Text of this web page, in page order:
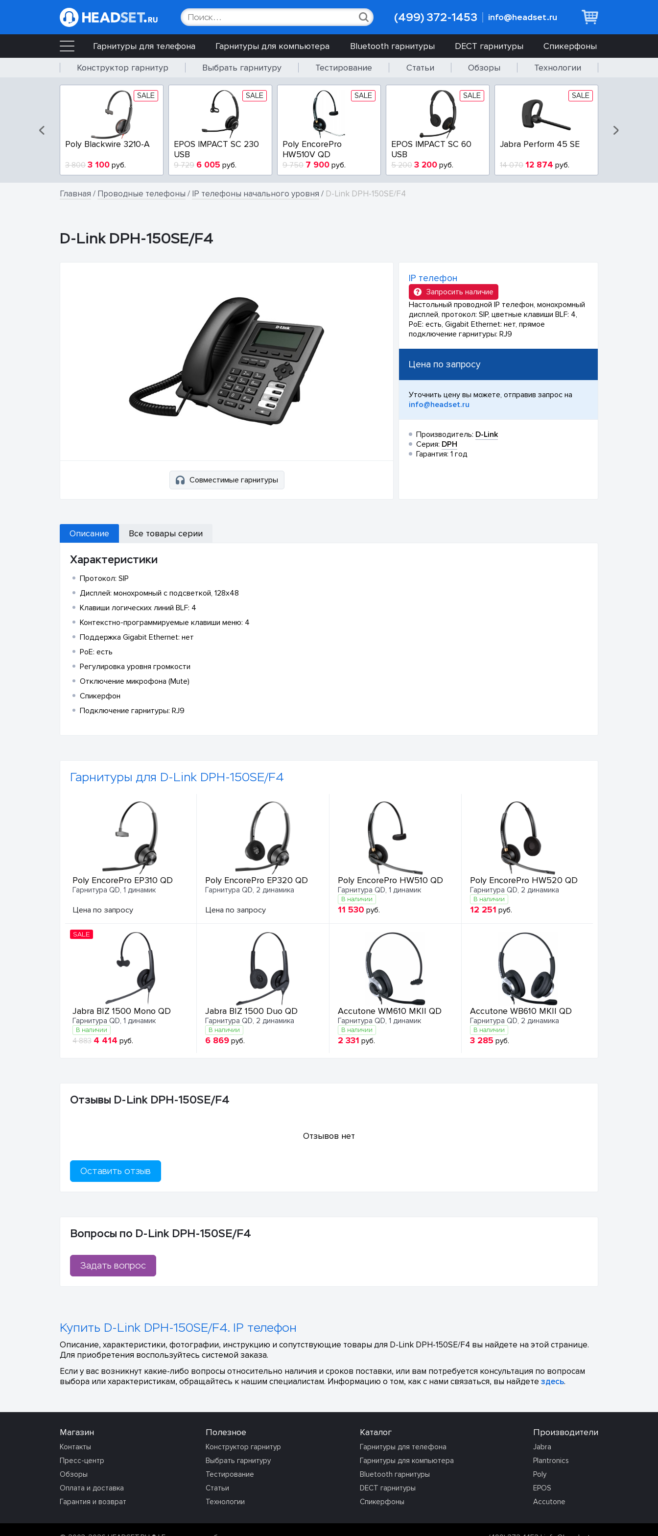
(499) 372-1453 info@headset.ru
Гарнитуры для телефона Гарнитуры для компьютера Bluetooth гарнитуры DECT гарнитуры
Спикерфоны
Конструктор гарнитур
Выбрать гарнитуру Тестирование Статьи Обзоры Технологии
SALE
Poly Blackwire 3210-A
3 800 3 100 руб.
SALE
EPOS IMPACT SC 230
USB
9 729 6 005 руб.
SALE
Poly EncorePro
HW510V QD
9 750 7 900 руб.
SALE
EPOS IMPACT SC 60
USB
5 200 3 200 руб.
SALE
Jabra Perform 45 SE
14 070 12 874 руб.
Главная / Проводные телефоны / IP телефоны начального уровня / D-Link DPH-150SE/F4
D-Link DPH-150SE/F4
Совместимые гарнитуры
IP телефон
Запросить наличие
Настольный проводной IP телефон, монохромный
дисплей, протокол: SIP, цветные клавиши BLF: 4,
PoE: есть, Gigabit Ethernet: нет, прямое
подключение гарнитуры: RJ9
Цена по запросу
Уточнить цену вы можете, отправив запрос на
info@headset.ru
Производитель: D-Link
Серия: DPH
Гарантия: 1 год
Описание Все товары серии
Характеристики
Протокол: SIP
Дисплей: монохромный с подсветкой, 128x48
Клавиши логических линий BLF: 4
Контекстно-программируемые клавиши меню: 4
Поддержка Gigabit Ethernet: нет
PoE: есть
Регулировка уровня громкости
Отключение микрофона (Mute)
Спикерфон
Подключение гарнитуры: RJ9
Гарнитуры для D-Link DPH-150SE/F4
Poly EncorePro EP310 QD
Гарнитура QD, 1 динамик
Цена по запросу
Poly EncorePro EP320 QD
Гарнитура QD, 2 динамика
Цена по запросу
Poly EncorePro HW510 QD
Гарнитура QD, 1 динамик
В наличии
11 530 руб.
Poly EncorePro HW520 QD
Гарнитура QD, 2 динамика
В наличии
12 251 руб.
SALE
Jabra BIZ 1500 Mono QD
Гарнитура QD, 1 динамик
В наличии
4 883 4 414 руб.
Jabra BIZ 1500 Duo QD
Гарнитура QD, 2 динамика
В наличии
6 869руб.
Accutone WM610 MKII QD
Гарнитура QD, 1 динамик
В наличии
2 331 руб.
Accutone WB610 MKII QD
Гарнитура QD, 2 динамика
В наличии
3 285 руб.
Отзывы D-Link DPH-150SE/F4
Отзывов нет
Оставить отзыв
Вопросы по D-Link DPH-150SE/F4
Задать вопрос
Купить D-Link DPH-150SE/F4. IP телефон
Описание, характеристики, фотографии, инструкцию и сопутствующие товары для D-Link DPH-150SE/F4 вы найдете на этой странице.
Для приобретения воспользуйтесь системой заказа.
Если у вас возникнут какие-либо вопросы относительно наличия и сроков поставки, или вам потребуется консультация по вопросам
выбора или характеристикам, обращайтесь к нашим специалистам. Информацию о том, как с нами связаться, вы найдете здесь.
Магазин
Контакты
Пресс-центр
Обзоры
Оплата и доставка
Гарантия и возврат
Полезное
Конструктор гарнитур
Выбрать гарнитуру
Тестирование
Статьи
Технологии
Каталог
Гарнитуры для телефона
Гарнитуры для компьютера
Bluetooth гарнитуры
DECT гарнитуры
Спикерфоны
Производители
Jabra
Plantronics
Poly
EPOS
Accutone